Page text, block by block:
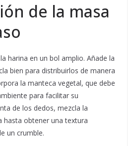
de la masa
harina en un bol amplio. Añade la
bien para distribuirlos de manera
la manteca vegetal, que debe
para facilitar su
de los dedos, mezcla la
hasta obtener una textura
un crumble.